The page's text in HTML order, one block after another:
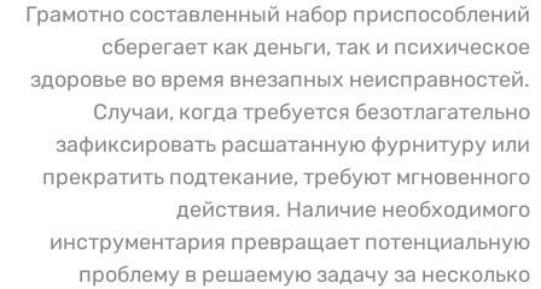
22. Индикаторная отвертка
23. Пистолет для горячего клея
24. Ручная пила по дереву
25. Приставная лестница
26. Стоит ли покупать готовые наборы
инструментов
27. Что предпочесть: сетевой или
аккумуляторный электроинструмент
28. Возможно ли справиться без
электроинструментов
Грамотно составленный набор приспособлений
сберегает как деньги, так и психическое
здоровье во время внезапных неисправностей.
Случаи, когда требуется безотлагательно
зафиксировать расшатанную фурнитуру или
прекратить подтекание, требуют мгновенного
действия. Наличие необходимого
инструментария превращает потенциальную
проблему в решаемую задачу за несколько